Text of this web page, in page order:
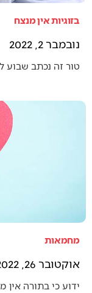
בזוגיות אין מנצח
נובמבר 2, 2022
טור זה נכתב שבוע
מחמאות
אוקטובר 26, 2022
ידוע כי בתורה אין